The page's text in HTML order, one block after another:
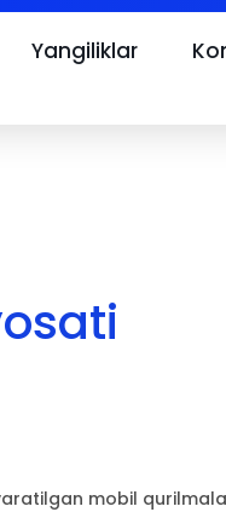
Yangiliklar
mobil